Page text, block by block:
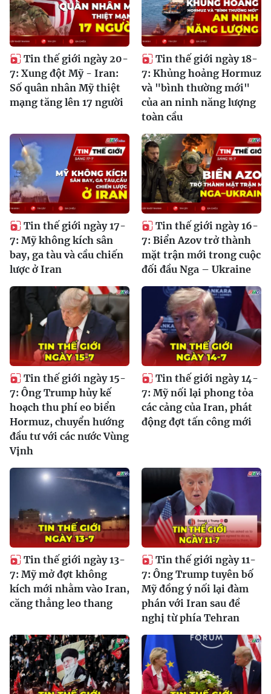
Tin thế giới ngày 20-
7: Xung đột Mỹ - Iran:
Số quân nhân Mỹ thiệt
mạng tăng lên 17 người
Tin thế giới ngày 18-
7: Khủng hoảng Hormuz
và "bình thường mới"
của an ninh năng lượng
toàn cầu
Tin thế giới ngày 17-
7: Mỹ không kích sân
bay, ga tàu và cầu chiến
lược ở Iran
Tin thế giới ngày 16-
7: Biển Azov trở thành
mặt trận mới trong cuộc
đối đầu Nga – Ukraine
Tin thế giới ngày 15-
7: Ông Trump hủy kế
hoạch thu phí eo biển
Hormuz, chuyển hướng
đầu tư với các nước Vùng
Vịnh
Tin thế giới ngày 14-
7: Mỹ nối lại phong tỏa
các cảng của Iran, phát
động đợt tấn công mới
Tin thế giới ngày 13-
7: Mỹ mở đợt không
kích mới nhằm vào Iran,
căng thẳng leo thang
Tin thế giới ngày 11-
7: Ông Trump tuyên bố
Mỹ đồng ý nối lại đàm
phán với Iran sau đề
nghị từ phía Tehran